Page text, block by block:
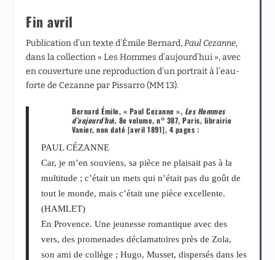
Fin avril
Publication d’un texte d’Émile Bernard,Paul Cezanne,
dans la collection « Les Hommes d’aujourd’hui », avec
en couverture une reproduction d’un portrait à l’eau-
forte de Cezanne par Pissarro (MM 13).
Bernard Émile, « Paul Cezanne », Les Hommes
d’aujourd’hui, 8e volume, n° 387, Paris, librairie
Vanier, non daté [avril 1891], 4 pages :
PAUL CÉZANNE
Car, je m’en souviens, sa pièce ne plaisait pas à la
multitude ; c’était un mets qui n’était pas du goût de
tout le monde, mais c’était une pièce excellente.
(HAMLET)
En Provence. Une jeunesse romantique avec des
vers, des promenades déclamatoires près de Zola,
son ami de collège ; Hugo, Musset, dispersés dans les